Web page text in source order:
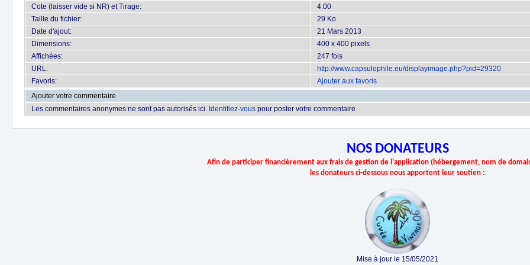
Cote (laisser vide si NR) et Tirage:
4.00
Taille du fichier:
29 Ko
Date d'ajout:
21 Mars 2013
Dimensions:
400 x 400 pixels
Affichées:
247 fois
URL:
http://www.capsulophile.eu/displayimage.php?pid=29320
Favoris:
Ajouter aux favoris
Ajouter votre commentaire
Les commentaires anonymes ne sont pas autorisés ici. Identifiez-vous pour poster votre commentaire
NOS DONATEURS
Afin de participer financièrement aux frais de gestion de l'application (hébergement, nom de
les donateurs ci-dessous nous apportent leur soutien :
Mise à jour le 15/05/2021